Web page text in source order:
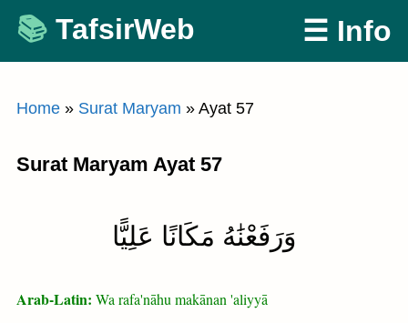
Skip
content
TafsirWeb ☰ Info
Home » Surat Maryam » Ayat 57
Surat Maryam Ayat 57
وَرَفَعْنَٰهُ مَكَانًا عَلِيًّا
Arab-Latin: Wa rafa'nāhu makānan 'aliyyā